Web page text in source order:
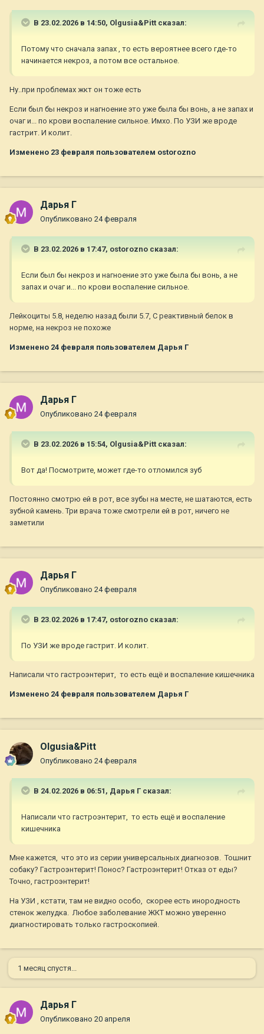
В 23.02.2026 в 14:50, Olgusia&Pitt сказал:
Потому что сначала запах , то есть вероятнее всего где-то
начинается некроз, а потом все остальное.
Ну..при проблемах жкт он тоже есть
Если был бы некроз и нагноение это уже была бы вонь, а не запах и
очаг и... по крови воспаление сильное. Имхо. По УЗИ же вроде
гастрит. И колит.
Изменено 23 февраля пользователем ostorozno
Дарья Г
Опубликовано 24 февраля
В 23.02.2026 в 17:47, ostorozno сказал:
Если был бы некроз и нагноение это уже была бы вонь, а не
запах и очаг и... по крови воспаление сильное.
Лейкоциты 5.8, неделю назад были 5.7, С реактивный белок в
норме, на некроз не похоже
Изменено 24 февраля пользователем Дарья Г
Дарья Г
Опубликовано 24 февраля
В 23.02.2026 в 15:54, Olgusia&Pitt сказал:
Вот да! Посмотрите, может где-то отломился зуб
Постоянно смотрю ей в рот, все зубы на месте, не шатаются, есть
зубной камень. Три врача тоже смотрели ей в рот, ничего не
заметили
Дарья Г
Опубликовано 24 февраля
В 23.02.2026 в 17:47, ostorozno сказал:
По УЗИ же вроде гастрит. И колит.
Написали что гастроэнтерит, то есть ещё и воспаление кишечника
Изменено 24 февраля пользователем Дарья Г
Olgusia&Pitt
Опубликовано 24 февраля
В 24.02.2026 в 06:51, Дарья Г сказал:
Написали что гастроэнтерит, то есть ещё и воспаление
кишечника
Мне кажется, что это из серии универсальных диагнозов. Тошнит
собаку? Гастроэнтерит! Понос? Гастроэнтерит! Отказ от еды?
Точно, гастроэнтерит!
На УЗИ , кстати, там не видно особо, скорее есть инородность
стенок желудка. Любое заболевание ЖКТ можно уверенно
диагностировать только гастроскопией.
1 месяц спустя...
Дарья Г
Опубликовано 20 апреля